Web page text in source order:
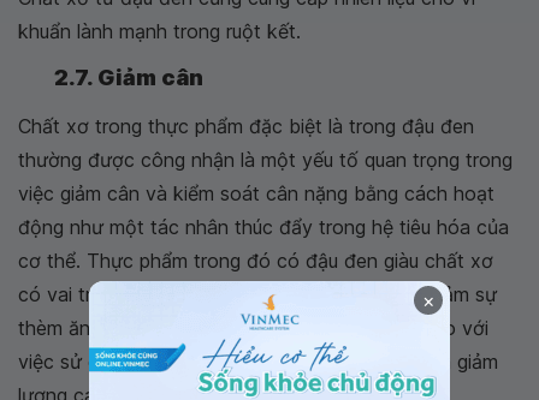
khuẩn lành mạnh trong ruột kết.
2.7. Giảm cân
Chất xơ trong thực phẩm đặc biệt là trong đậu đen
thường được công nhận là một yếu tố quan trọng trong
việc giảm cân và kiểm soát cân nặng bằng cách hoạt
động như một tác nhân thúc đẩy trong hệ tiêu hóa của
cơ thể. Thực phẩm trong đó có đậu đen giàu chất xơ
có vai trò làm tăng cảm giác no sau khi ăn và giảm sự
thèm ăn, khiến mọi người cảm thấy no lâu hơn so với
việc sử dụng các loại sản phẩm khác. Do đó làm giảm
×